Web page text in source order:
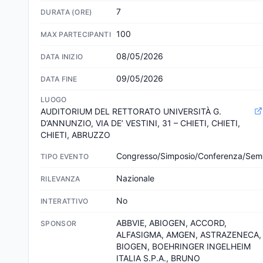
DURATA (ORE) 7
MAX PARTECIPANTI 100
DATA INIZIO 08/05/2026
DATA FINE 09/05/2026
LUOGO
AUDITORIUM DEL RETTORATO UNIVERSITÀ G.
D’ANNUNZIO, VIA DE’ VESTINI, 31 – CHIETI, CHIETI,
CHIETI, ABRUZZO
TIPO EVENTO Congresso/Simposio/Conferenza/
RILEVANZA Nazionale
INTERATTIVO No
SPONSOR
ABBVIE, ABIOGEN, ACCORD,
ALFASIGMA, AMGEN, ASTRAZENECA,
BIOGEN, BOEHRINGER INGELHEIM
ITALIA S.P.A., BRUNO